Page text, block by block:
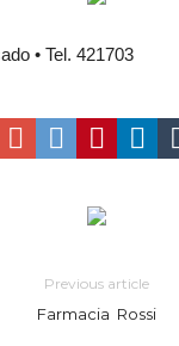
• Tel. 421703
Previous article
Farmacia Rossi